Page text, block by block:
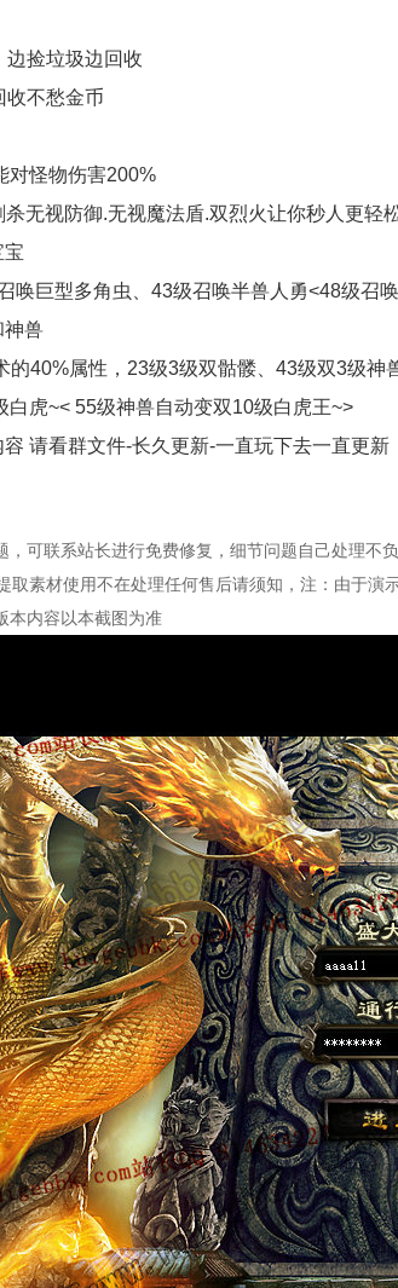
边捡垃圾边回收
收不愁金币
对怪物伤害200%
无视防御.无视魔法盾.双烈火让你秒人更轻
宝
唤巨型多角虫、43级召唤半兽人勇<48级召
神兽
的40%属性，23级3级双骷髅、43级双3级神
白虎~< 55级神兽自动变双10级白虎王~>
请看群文件-长久更新-一直玩下去一直更新
，可联系站长进行免费修复，细节问题自己处理不
取素材使用不在处理任何售后请须知，注：由于演
本内容以本截图为准